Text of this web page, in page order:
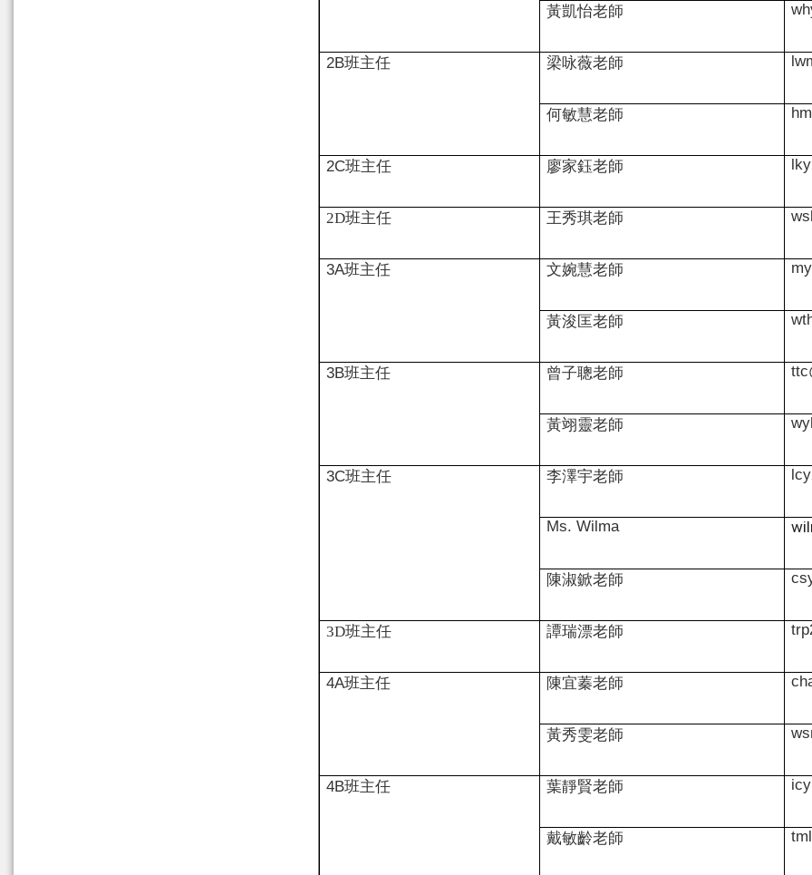
黃凱怡老師
2B班主任 梁咏薇老師
何敏慧老師
2C班主任 廖家鈺老師
2D班主任 王秀琪老師
3A班主任 文婉慧老師
黃浚匡老師
3B班主任 曾子聰老師
黃翊靈老師
3C班主任 李澤宇老師
Ms. Wilma
陳淑鍁老師
3D班主任 譚瑞漂老師
4A班主任 陳宜蓁老師
黃秀雯老師
4B班主任 葉靜賢老師
戴敏齡老師